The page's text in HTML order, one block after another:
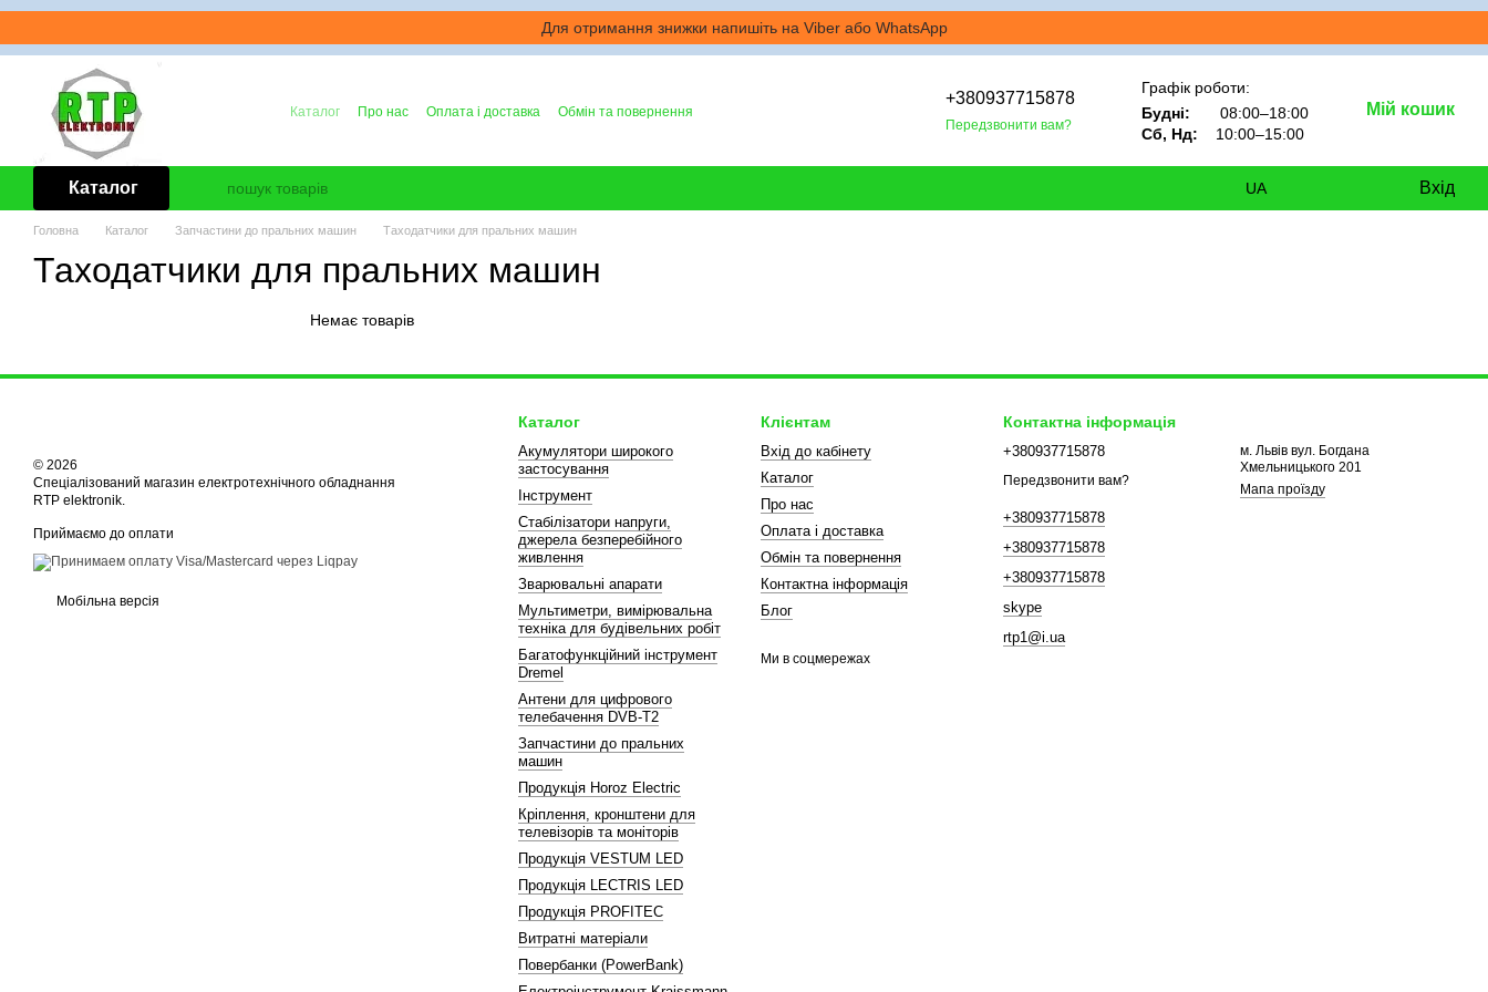
Перейти до основного контенту
Для отримання знижки напишіть на Viber або WhatsApp
Каталог Про нас Оплата і доставка
Обмін та повернення
+380937715878
Передзвонити вам?
Графік роботи:
Будні:
08:00–18:00
Сб, Нд:
10:00–15:00
Мій кошик
Каталог UA Вхід
Головна Каталог Запчастини до пральних машин Таходатчики для пральних машин
Таходатчики для пральних машин
Немає товарів
© 2026
Спеціалізований магазин електротехнічного обладнання
RTP elektronik.
Приймаємо до оплати
Мобільна версія
Каталог
Акумулятори широкого
застосування
Інструмент
Стабілізатори напруги,
джерела безперебійного
живлення
Зварювальні апарати
Мультиметри, вимірювальна
техніка для будівельних робіт
Багатофункційний інструмент
Dremel
Антени для цифрового
телебачення DVB-T2
Запчастини до пральних
машин
Продукція Horoz Electric
Кріплення, кронштени для
телевізорів та моніторів
Продукція VESTUM LED
Продукція LECTRIS LED
Продукція PROFITEC
Витратні матеріали
Повербанки (PowerBank)
Клієнтам
Вхід до кабінету
Каталог
Про нас
Оплата і доставка
Обмін та повернення
Контактна інформація
Блог
Ми в соцмережах
Контактна інформація
+380937715878
Передзвонити вам?
+380937715878
+380937715878
+380937715878
skype
rtp1@i.ua
м. Львів вул. Богдана
Хмельницького 201
Мапа проїзду